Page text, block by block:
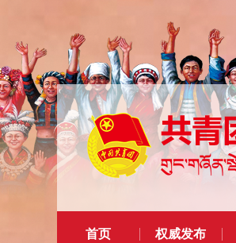
首页 权威发布